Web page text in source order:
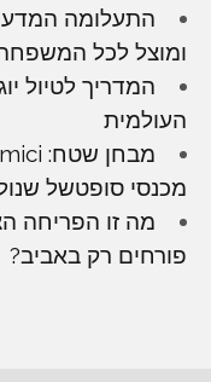
התעלומה
ומוצל לכל
המדריך לטיול
העולמית
מכנסי סופטשל
מה זו הפריחה
פורחים רק באביב?